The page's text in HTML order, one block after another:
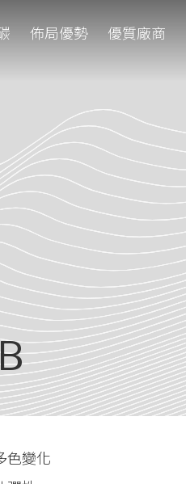
佈局優勢 優質廠商
色變化